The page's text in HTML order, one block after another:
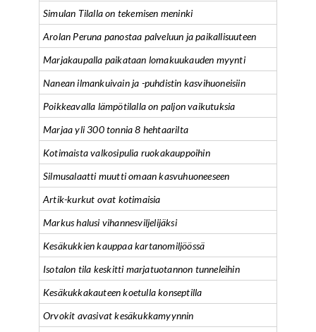
Simulan Tilalla on tekemisen meninki
Arolan Peruna panostaa palveluun ja paikallisuuteen
Marjakaupalla paikataan lomakuukauden myynti
Nanean ilmankuivain ja -puhdistin kasvihuoneisiin
Poikkeavalla lämpötilalla on paljon vaikutuksia
Marjaa yli 300 tonnia 8 hehtaarilta
Kotimaista valkosipulia ruokakauppoihin
Silmusalaatti muutti omaan kasvuhuoneeseen
Artik-kurkut ovat kotimaisia
Markus halusi vihannesviljelijäksi
Kesäkukkien kauppaa kartanomiljöössä
Isotalon tila keskitti marjatuotannon tunneleihin
Kesäkukkakauteen koetulla konseptilla
Orvokit avasivat kesäkukkamyynnin